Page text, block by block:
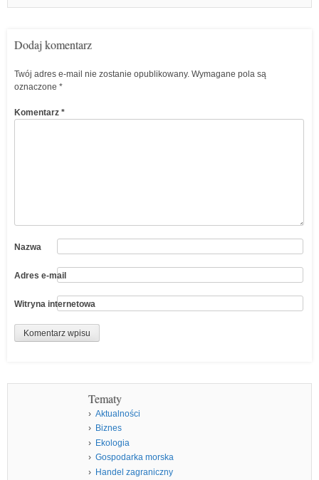
Dodaj komentarz
Twój adres e-mail nie zostanie opublikowany. Wymagane pola są
oznaczone *
Komentarz *
Nazwa
Adres e-mail
Witryna internetowa
Tematy
Aktualności
Biznes
Ekologia
Gospodarka morska
Handel zagraniczny